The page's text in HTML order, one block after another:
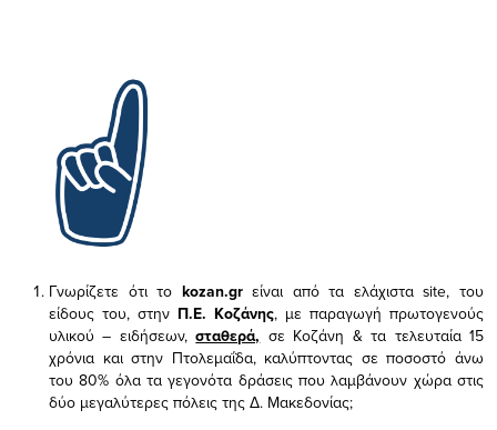
Γνωρίζετε ότι το kozan.gr είναι από τα ελάχισταsite, του
είδους του, στην Π.Ε. Κοζάνης, με παραγωγή πρωτογενούς
υλικού – ειδήσεων,σταθερά, σε Κοζάνη & τα τελευταία 15
χρόνια και στην Πτολεμαΐδα, καλύπτοντας σε ποσοστό άνω
του 80% όλα τα γεγονότα δράσεις που λαμβάνουν χώρα στις
δύο μεγαλύτερες πόλεις της Δ. Μακεδονίας;